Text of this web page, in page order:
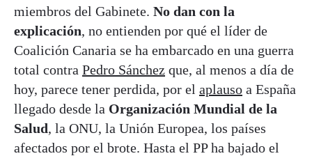
miembros del Gabinete. No dan con la
explicación, no entienden por qué el líder de
Coalición Canaria se ha embarcado en una guerra
total contra Pedro Sánchez que, al menos a día de
hoy, parece tener perdida, por el aplauso a España
llegado desde la Organización Mundial de la
Salud, la ONU, la Unión Europea, los países
afectados por el brote. Hasta el PP ha bajado el